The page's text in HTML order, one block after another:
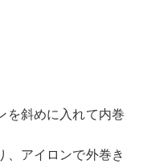
斜めに入れて内巻
アイロンで外巻き